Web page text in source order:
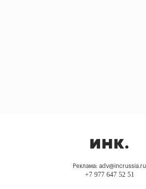
Реклама: adv@incrussia.ru
+7 977 647 52 51